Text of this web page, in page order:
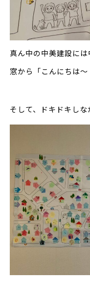
真ん中の中美建設に
窓から「こんにちは～
そして、ドキドキし